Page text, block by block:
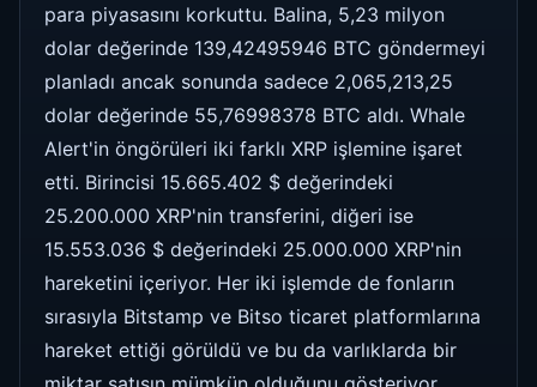
para piyasasını korkuttu. Balina, 5,23 milyon
dolar değerinde 139,42495946 BTC göndermeyi
planladı ancak sonunda sadece 2,065,213,25
dolar değerinde 55,76998378 BTC aldı. Whale
Alert'in öngörüleri iki farklı XRP işlemine işaret
etti. Birincisi 15.665.402 $ değerindeki
25.200.000 XRP'nin transferini, diğeri ise
15.553.036 $ değerindeki 25.000.000 XRP'nin
hareketini içeriyor. Her iki işlemde de fonların
sırasıyla Bitstamp ve Bitso ticaret platformlarına
hareket ettiği görüldü ve bu da varlıklarda bir